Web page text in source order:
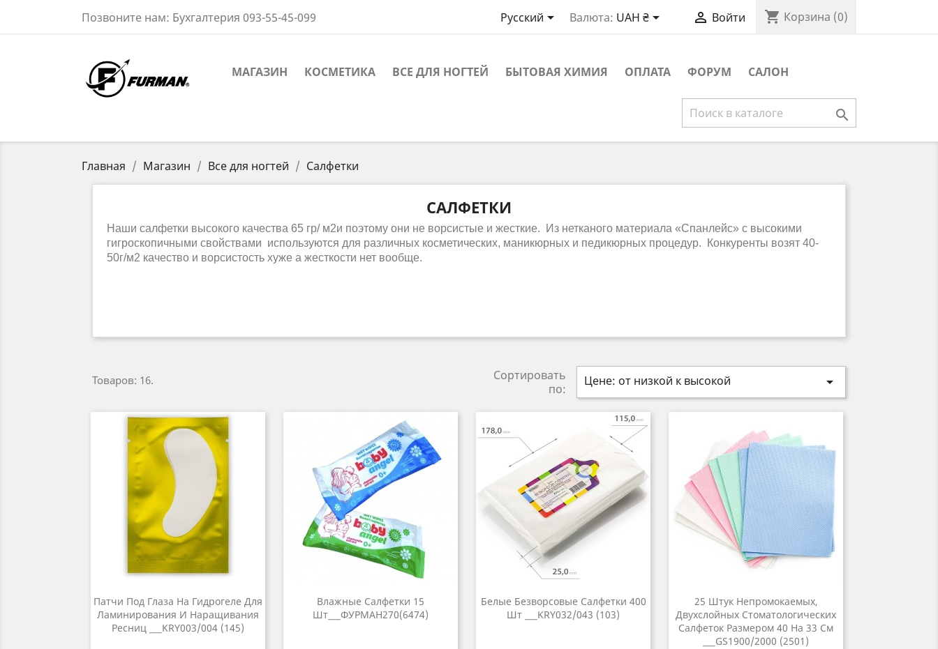
Позвоните нам: Бухгалтерия 093-55-45-099 Русский Валюта: UAH ₴  Войти shopping_cart Корзина (0)
МАГАЗИН КОСМЕТИКА ВСЕ ДЛЯ НОГТЕЙ БЫТОВАЯ ХИМИЯ ОПЛАТА ФОРУМ САЛОН

Главная Магазин Все для ногтей Салфетки
САЛФЕТКИ
Наши салфетки высокого качества 65 гр/ м2и поэтому они не ворсистые и жесткие. Из нетканого материала «Спанлейс» с высокими
гигроскопичными свойствами используются для различных косметических, маникюрных и педикюрных процедур. Конкуренты возят 40-
50г/м2 качество и ворсистость хуже а жесткости нет вообще.
Товаров: 16.
Сортировать
по:
Цене: от низкой к высокой 
Патчи Под Глаза На Гидрогеле Для
Ламинирования И Наращивания
Ресниц ___KRY003/004 (145)
Влажные Салфетки 15
Шт___ФУРМАН270(6474)
Белые Безворсовые Салфетки 400
Шт ___KRY032/043 (103)
25 Штук Непромокаемых,
Двухслойных Стоматологических
Салфеток Размером 40 На 33 См
___GS1900/2000 (2501)